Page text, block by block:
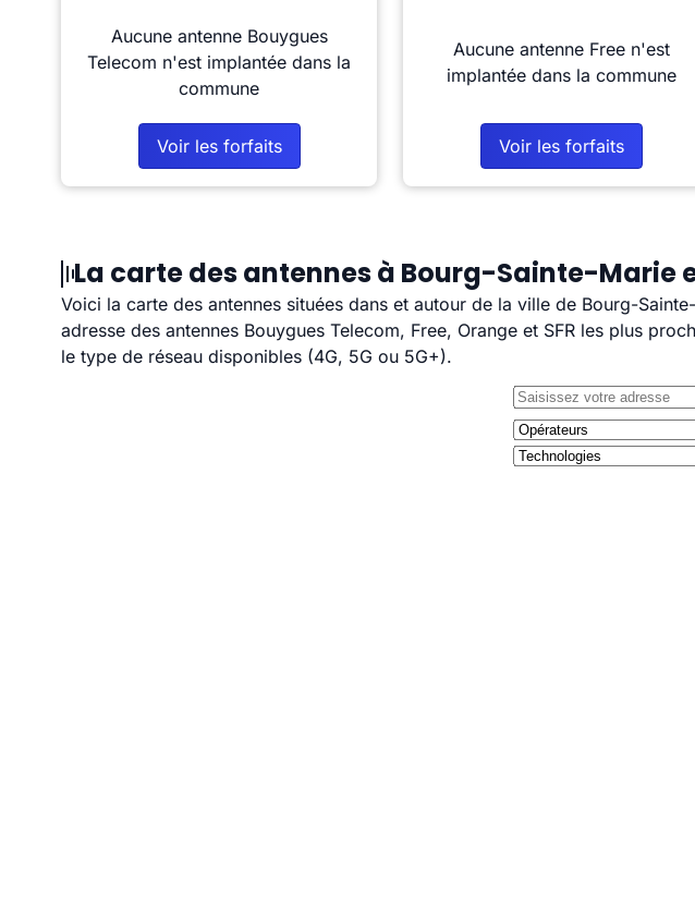
Aucune antenne Bouygues
Telecom n'est implantée dans la
commune
Voir les forfaits
Aucune antenne Free n'est
implantée dans la commune
Voir les forfaits
La carte des antennes à Bourg-Sainte-Marie
Voici la carte des antennes situées dans et autour de la ville de Bourg-
adresse des antennes Bouygues Telecom, Free, Orange et SFR les plus
le type de réseau disponibles (4G, 5G ou 5G+).